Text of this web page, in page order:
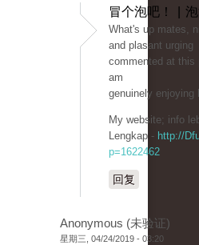
冒个泡吧！ |
What'ѕ up mates,
and plasant urging
commented at this
am
genuinely enjoying
My ᴡebsite; info
Lengkap - http://
p=1622462
回复
Anonymous (未验证)
星期三, 04/24/2019 - 03:20